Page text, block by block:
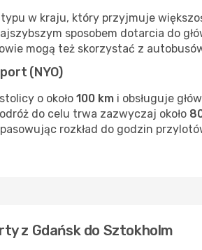
w kraju, który przyjmuje
sposobem dotarcia do
mogą też skorzystać z
(NYO)
o około 100 km i obsługuje
do celu trwa zazwyczaj około
rozkład do godzin
z Gdańsk do Sztokholm